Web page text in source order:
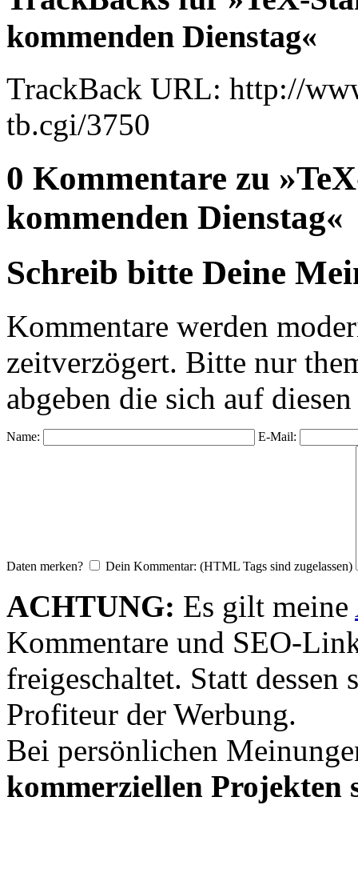
kommenden Dienstag«
TrackBack URL: http://
tb.cgi/3750
0 Kommentare zu
kommenden Dienstag«
Schreib bitte Deine
Kommentare werden
zeitverzögert. Bitte nur
abgeben die sich auf
Name: E-Mail:
Daten merken? Dein Kommentar: (HTML Tags sind zugelassen)
ACHTUNG: Es gilt meine
Kommentare und SEO-
freigeschaltet. Statt dessen
Profiteur der Werbung.
Bei persönlichen
kommerziellen Projekten